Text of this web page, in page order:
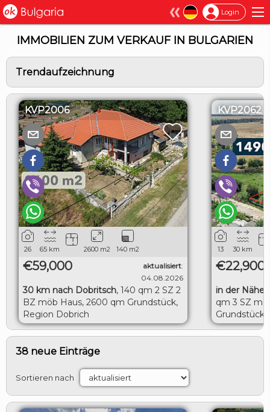
Login ×
IMMOBILIEN ZUM VERKAUF IN BULGARIEN
Trendaufzeichnung
KVP2006
26 65 km 2600 m2 140 m2
€59,000 aktualisiert:
04.08.2026
30 km nach Dobritsch, 140 qm 2 SZ 2
BZ möb Haus, 2600 qm Grundstück,
Region Dobrich
KVP2062
13 30 km
€22,900
in der Nähe
qm 3 SZ
Grundstück,
Toshevo
38 neue Einträge
Sortieren nach